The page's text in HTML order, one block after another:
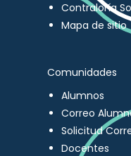
Contraloría
Mapa de sitio
Comunidades
Alumnos
Correo
Solicitud
Docentes